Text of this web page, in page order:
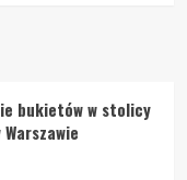
bukietów w stolicy